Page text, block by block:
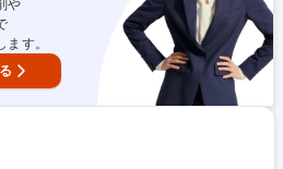
ク、景表法チェック、アームズレングス
ト可
や
す。